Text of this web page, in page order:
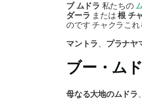
ブ ムドラ 私たちの
ダーラ または根 チ
のですチャクラ こ
マントラ 、 プラナヤ
ブー・ム
母なる大地のムドラ 、